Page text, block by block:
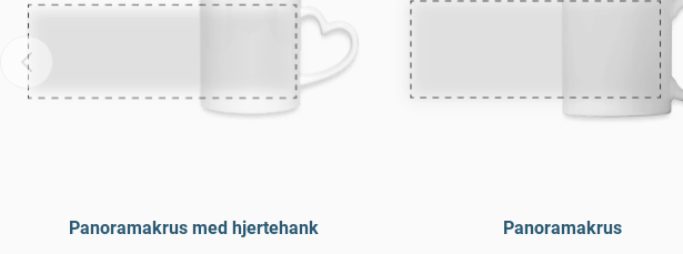
Panoramakrus med hjertehank Panoramakrus